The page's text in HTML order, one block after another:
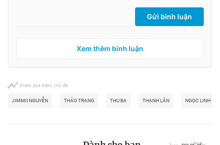
Gửi bình luận
Xem thêm bình luận
Khám phá thêm chủ đề
JIMMII NGUYỄN THẢO TRANG THU BA THANH LÂN NGỌC LINH